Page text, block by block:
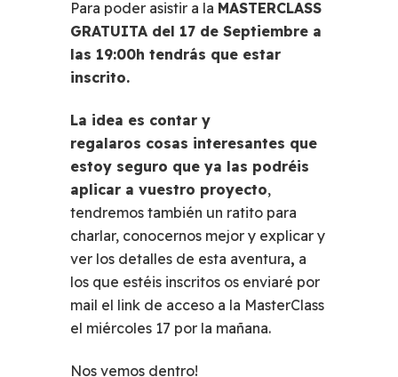
Para poder asistir a la MASTERCLASS
GRATUITA del 17 de Septiembre a
las 19:00h tendrás que estar
inscrito.
La idea es contar y
regalaros cosas interesantes que
estoy seguro que ya las podréis
aplicar a vuestro proyecto,
tendremos también un ratito para
charlar, conocernos mejor y explicar y
ver los detalles de esta aventura, a
los que estéis inscritos os enviaré por
mail el link de acceso a la MasterClass
el miércoles 17 por la mañana.
Nos vemos dentro!